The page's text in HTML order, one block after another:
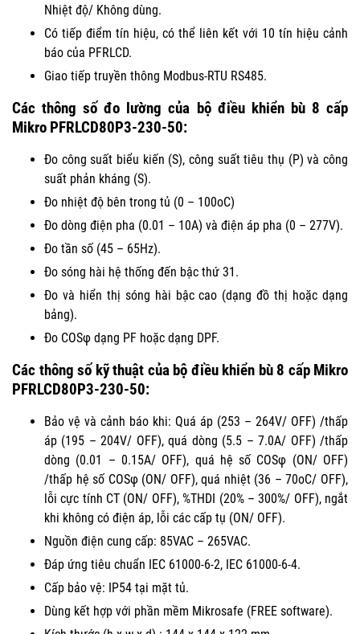
Nhiệt độ/ Không dùng.
Có tiếp điểm tín hiệu, có thể liên kết với 10 tín hiệu cảnh
báo của PFRLCD.
Giao tiếp truyền thông Modbus-RTU RS485.
Các thông số đo lường của bộ điều khiển bù 8 cấp
Mikro PFRLCD80P3-230-50:
Đo công suất biểu kiến (S), công suất tiêu thụ (P) và công
suất phản kháng (S).
Đo nhiệt độ bên trong tủ (0 – 100oC)
Đo dòng điện pha (0.01 – 10A) và điện áp pha (0 – 277V).
Đo tần số (45 – 65Hz).
Đo sóng hài hệ thống đến bậc thứ 31.
Đo và hiển thị sóng hài bậc cao (dạng đồ thị hoặc dạng
bảng).
Đo COSφ dạng PF hoặc dạng DPF.
Các thông số kỹ thuật của bộ điều khiển bù 8 cấp Mikro
PFRLCD80P3-230-50:
Bảo vệ và cảnh báo khi: Quá áp (253 – 264V/ OFF) /thấp
áp (195 – 204V/ OFF), quá dòng (5.5 – 7.0A/ OFF) /thấp
dòng (0.01 – 0.15A/ OFF), quá hệ số COSφ (ON/ OFF)
/thấp hệ số COSφ (ON/ OFF), quá nhiệt (36 – 70oC/ OFF),
lỗi cực tính CT (ON/ OFF), %THDI (20% – 300%/ OFF), ngắt
khi không có điện áp, lỗi các cấp tụ (ON/ OFF).
Nguồn điện cung cấp: 85VAC – 265VAC.
Đáp ứng tiêu chuẩn IEC 61000-6-2, IEC 61000-6-4.
Cấp bảo vệ: IP54 tại mặt tủ.
Dùng kết hợp với phần mềm Mikrosafe (FREE software).